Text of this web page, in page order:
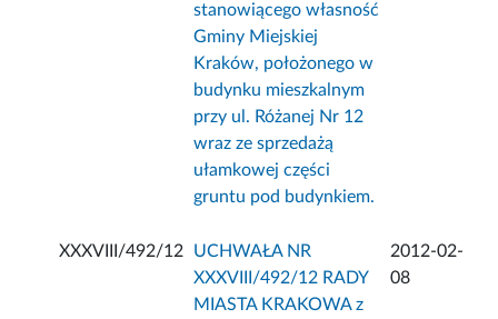
stanowiącego własność
Gminy Miejskiej
Kraków, położonego w
budynku mieszkalnym
przy ul. Różanej Nr 12
wraz ze sprzedażą
ułamkowej części
gruntu pod budynkiem.
XXXVIII/492/12
UCHWAŁA NR
XXXVIII/492/12 RADY
MIASTA KRAKOWA z
2012-02-
08